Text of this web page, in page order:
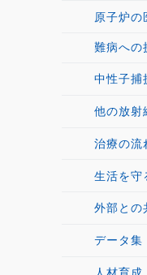
原子炉の
難病への
中性子捕
他の放射
治療の流
生活を守
外部との
データ集
人材育成